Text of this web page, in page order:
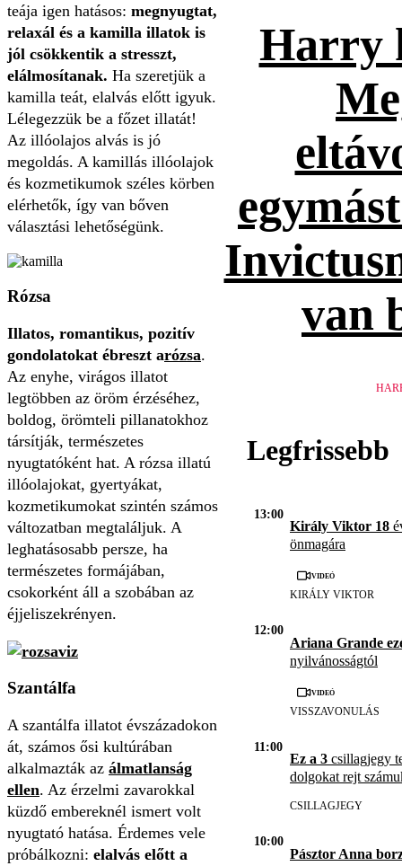
teája igen hatásos: megnyugtat,
relaxál és a kamilla illatok is
jól csökkentik a stresszt,
elálmosítanak. Ha szeretjük a
kamilla teát, elalvás előtt igyuk.
Lélegezzük be a főzet illatát!
Az illóolajos alvás is jó
megoldás. A kamillás illóolajok
és kozmetikumok széles körben
elérhetők, így van bőven
választási lehetőségünk.
Rózsa
Illatos, romantikus, pozitív
gondolatokat ébreszt arózsa.
Az enyhe, virágos illatot
legtöbben az öröm érzéséhez,
boldog, örömteli pillanatokhoz
társítják, természetes
nyugtatóként hat. A rózsa illatú
illóolajokat, gyertyákat,
kozmetikumokat szintén számos
változatban megtaláljuk. A
leghatásosabb persze, ha
természetes formájában,
csokorként áll a szobában az
éjjeliszekrényen.
Szantálfa
A szantálfa illatot évszázadokon
át, számos ősi kultúrában
alkalmazták az álmatlanság
ellen. Az érzelmi zavarokkal
küzdő embereknél ismert volt
nyugtató hatása. Érdemes vele
próbálkozni: elalvás előtt a
Harry
van
Legfrissebb
13:00
Király Viktor 18
önmagára
Videó
KIRÁLY VIKTOR
12:00
Ariana Grande
nyilvánosságtól
Videó
VISSZAVONULÁS
11:00
Ez a 3 csillagjegy
dolgokat rejt
CSILLAGJEGY
10:00
Pásztor Anna